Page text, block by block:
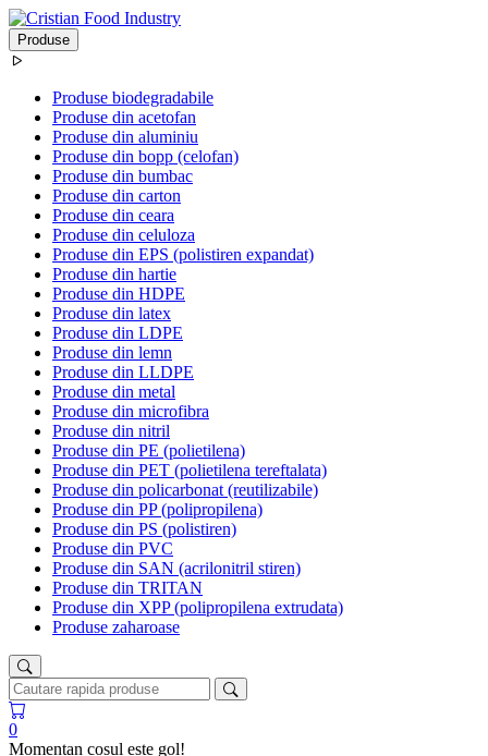
Produse
Produse biodegradabile
Produse din acetofan
Produse din aluminiu
Produse din bopp (celofan)
Produse din bumbac
Produse din carton
Produse din ceara
Produse din celuloza
Produse din EPS (polistiren expandat)
Produse din hartie
Produse din HDPE
Produse din latex
Produse din LDPE
Produse din lemn
Produse din LLDPE
Produse din metal
Produse din microfibra
Produse din nitril
Produse din PE (polietilena)
Produse din PET (polietilena tereftalata)
Produse din policarbonat (reutilizabile)
Produse din PP (polipropilena)
Produse din PS (polistiren)
Produse din PVC
Produse din SAN (acrilonitril stiren)
Produse din TRITAN
Produse din XPP (polipropilena extrudata)
Produse zaharoase
0
Momentan cosul este gol!